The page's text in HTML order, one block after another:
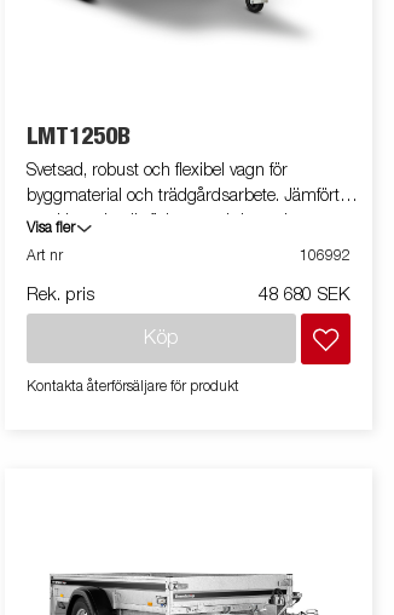
LMT1250B
Svetsad, robust och flexibel vagn för
byggmaterial och trädgårdsarbete. Jämfört
med L-serien är flakytan och kapaciteten
större. Utrustad med tippfunktion. Vagnen på
Visa fler
Art nr
106992
Rek. pris 48 680 SEK
Köp
Kontakta återförsäljare för produkt